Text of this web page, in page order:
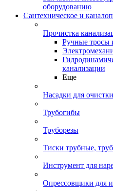
оборудованию
Сантехническое и
Прочистка
Ручные
канализации
Еще
Насадки для
Трубогибы
Труборезы
Тиски трубные,
Инструмент для
Опрессовщики для